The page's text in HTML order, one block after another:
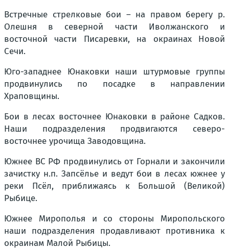
Встречные стрелковые бои – на правом берегу р.
Олешня в северной части Иволжанского и
восточной части Писаревки, на окраинах Новой
Сечи.
Юго-западнее Юнаковки наши штурмовые группы
продвинулись по посадке в направлении
Храповщины.
Бои в лесах восточнее Юнаковки в районе Садков.
Наши подразделения продвигаются северо-
восточнее урочища Заводовщина.
Южнее ВС РФ продвинулись от Горнали и закончили
зачистку н.п. Запсёлье и ведут бои в лесах южнее у
реки Псёл, приближаясь к Большой (Великой)
Рыбице.
Южнее Мирополья и со стороны Миропольского
наши подразделения продавливают противника к
окраинам Малой Рыбицы.